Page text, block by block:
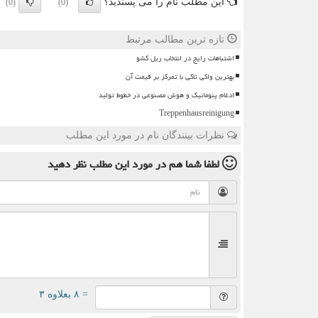
(0)
(0)
تازه ترین مطالب مرتبط
اشتباهات رایج در انتخاب ریل کشو
بهترین واکی تاکی با تمرکز بر قیمت آن
ادغام پنوماتیک و هوش مصنوعی در خطوط تولید
Treppenhausreinigung
نظرات بینندگان نام در مورد این مطلب
لطفا شما همدر مورد این مطلبنظر دهید
= ۸ بعلاوه ۳